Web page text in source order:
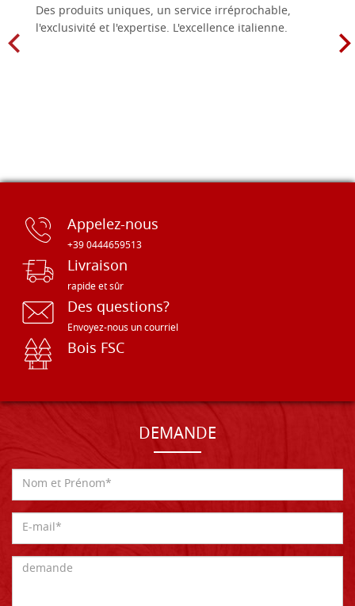
Des produits uniques, un service irréprochable,
l'exclusivité et l'expertise. L'excellence italienne.
Appelez-nous
+39 0444659513
Livraison
rapide et sûr
Des questions?
Envoyez-nous un courriel
Bois FSC
DEMANDE